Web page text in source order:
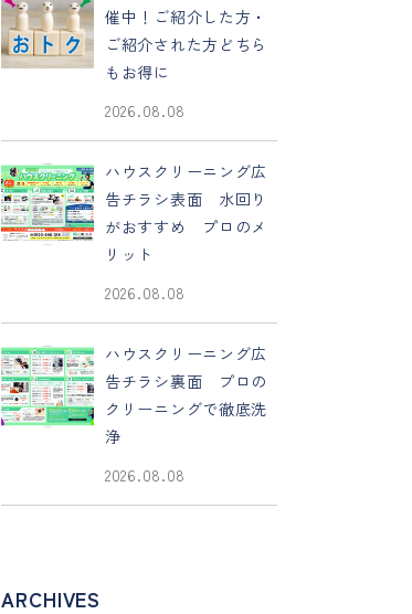
催中！ご紹介した方・
ご紹介された方どちら
もお得に
2026.08.08
ハウスクリーニング広
告チラシ表面 水回り
がおすすめ プロのメ
リット
2026.08.08
ハウスクリーニング広
告チラシ裏面 プロの
クリーニングで徹底洗
浄
2026.08.08
ARCHIVES